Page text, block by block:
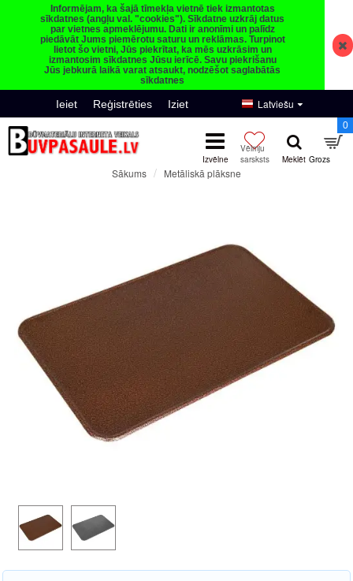
Informējam, ka šajā tīmekļa vietnē tiek izmantotas
sīkdatnes (angļu val. "cookies"). Sīkdatne uzkrāj datus
par vietnes apmeklējumu. Dati ir anonīmi un palīdz
piedāvāt Jums piemērotu saturu un reklāmas. Turpinot
lietot šo vietni, Jūs piekrītat, ka mēs uzkrāsim un
izmantosim sīkdatnes Jūsu ierīcē. Savu piekrišanu
Jūs jebkurā laikā varat atsaukt, nodzēšot saglabātās
sīkdatnes
Ieiet Reģistrēties Iziet Latviešu
0
Sākums Metāliskā plāksne